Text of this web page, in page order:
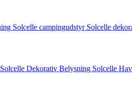
Solcelle campingudstyr Solcelle
Solcelle Dekorativ Belysning Solcelle